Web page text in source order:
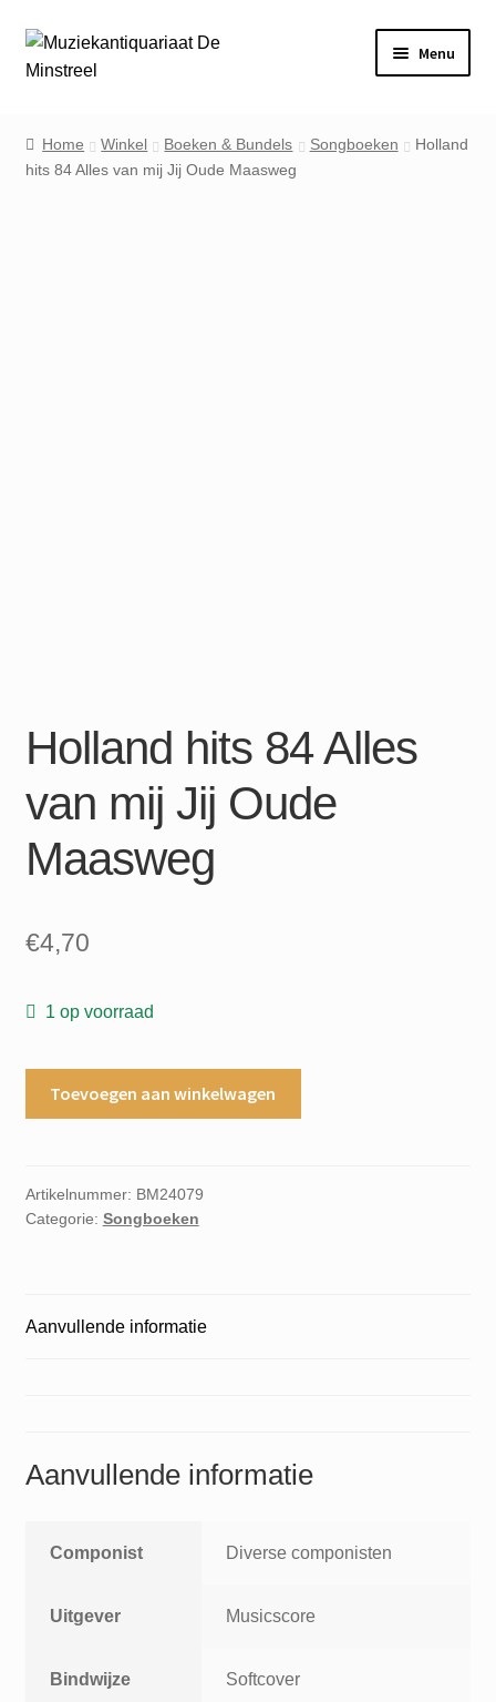
Ga
door
Ga
naar
Menu
Contact
Home Winkel Boeken & Bundels Songboeken
Holland
hits 84 Alles van mij Jij Oude Maasweg
Holland hits 84 Alles
van mij Jij Oude
Maasweg
€4,70
1 op voorraad
van
mij
aantal
Toevoegen aan winkelwagen
Artikelnummer: BM24079
Categorie: Songboeken
Aanvullende informatie
Aanvullende informatie
Componist Diverse componisten
Uitgever Musicscore
Bindwijze Softcover